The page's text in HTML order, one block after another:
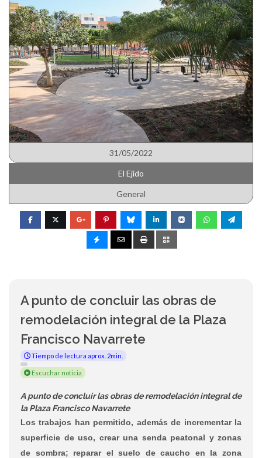
31/05/2022
El Ejido
General
A punto de concluir las obras de
remodelación integral de la Plaza
Francisco Navarrete
Tiempo de lectura aprox. 2min.
Escuchar noticia
A punto de concluir las obras de remodelación integral de
la Plaza Francisco Navarrete
Los trabajos han permitido, además de incrementar la
superficie de uso, crear una senda peatonal y zonas
de sombra; reparar el suelo de caucho en la zona